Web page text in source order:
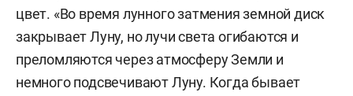
цвет. «Во время лунного затмения земной диск
закрывает Луну, но лучи света огибаются и
преломляются через атмосферу Земли и
немного подсвечивают Луну. Когда бывает